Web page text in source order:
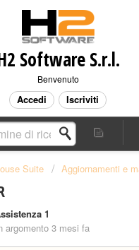
Software S.r.l.
Benvenuto
Accedi Iscriviti
Suite Aggiornamenti e
1
argomento 3 mesi fa